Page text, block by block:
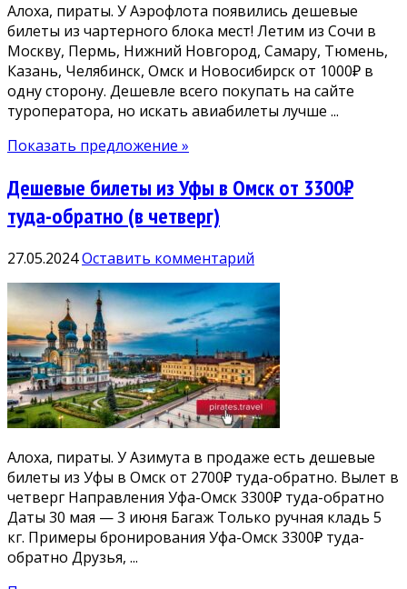
Алоха, пираты. У Аэрофлота появились дешевые
билеты из чартерного блока мест! Летим из Сочи в
Москву, Пермь, Нижний Новгород, Самару, Тюмень,
Казань, Челябинск, Омск и Новосибирск от 1000₽ в
одну сторону. Дешевле всего покупать на сайте
туроператора, но искать авиабилеты лучше ...
Показать предложение »
Дешевые билеты из Уфы в Омск от 3300₽
туда-обратно (в четверг)
27.05.2024Оставить комментарий
Алоха, пираты. У Азимута в продаже есть дешевые
билеты из Уфы в Омск от 2700₽ туда-обратно. Вылет в
четверг Направления Уфа-Омск 3300₽ туда-обратно
Даты 30 мая — 3 июня Багаж Только ручная кладь 5
кг. Примеры бронирования Уфа-Омск 3300₽ туда-
обратно Друзья, ...